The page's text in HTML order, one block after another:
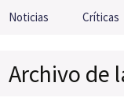
Saltar al contenido
Noticias Críticas
Archivo de